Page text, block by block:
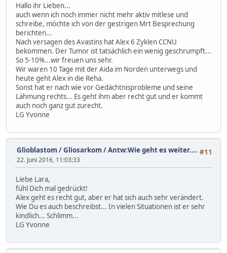
Hallo ihr Lieben...
auch wenn ich noch immer nicht mehr aktiv mitlese und
schreibe, möchte ich von der gestrigen Mrt Besprechung
berichten...
Nach versagen des Avastins hat Alex 6 Zyklen CCNU
bekommen. Der Tumor ist tatsächlich ein wenig geschrumpft...
So 5-10%...wir freuen uns sehr.
Wir waren 10 Tage mit der Aida im Norden unterwegs und
heute geht Alex in die Reha.
Sonst hat er nach wie vor Gedächtnisprobleme und seine
Lähmung rechts... Es geht ihm aber recht gut und er kommt
auch noch ganz gut zurecht.
LG Yvonne
#11
Glioblastom / Gliosarkom /Antw:Wie geht es weiter....
22. Juni 2016, 11:03:33
Liebe Lara,
fühl Dich mal gedrückt!
Alex geht es recht gut, aber er hat sich auch sehr verändert.
Wie Du es auch beschreibst... In vielen Situationen ist er sehr
kindlich... Schlimm...
LG Yvonne